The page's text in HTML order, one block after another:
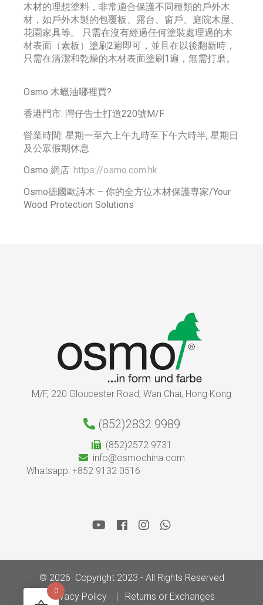
木材的理想塗料，非常適合保護不同種類的戶外木
材，如戶外木製的包覆板、露台、窗戶、庭院木屋、
花園家具等。 只需在沒有經過任何塗裝處理過的木
材表面（素板）塗刷2遍即可，並且在以後翻新時，
只需在清潔和乾燥的木材表面塗刷1遍，無需打磨。
Osmo 木蠟油哪裡買?
香港門市: 灣仔告士打道220號M/F
營業時間: 星期一至六上午九時至下午六時半, 星期日
及公眾假期休息
Osmo 網店: https://osmo.com.hk
Osmo德國歐詩木 – 你的全方位木材保護専家/Your
Wood Protection Solutions
M/F, 220 Gloucester Road, Wan Chai, Hong Kong
(852)2832 9989
(852)2572 9731
info@osmochina.com
Whatsapp: +852 9132 0516
© 2026 Copyright 2023 - All Rights Reserved
Privacy Policy
Returns or Exchanges
0